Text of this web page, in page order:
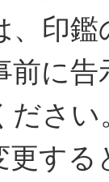
、印
前に告
ださい
更する